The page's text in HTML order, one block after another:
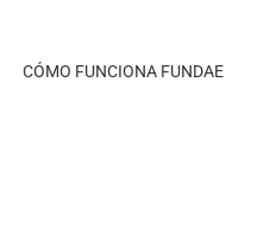
CÓMO FUNCIONA FUNDAE